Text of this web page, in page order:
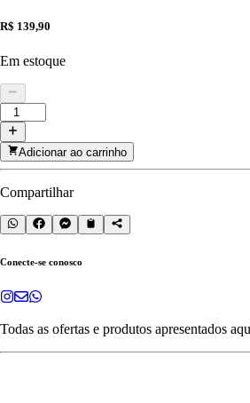
R$ 139,90
Em estoque
Adicionar ao carrinho
Compartilhar
Conecte-se conosco
Todas as ofertas e produtos apresentados